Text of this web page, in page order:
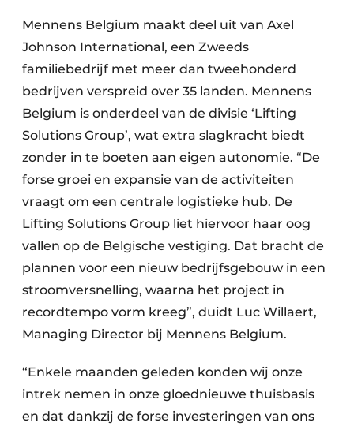
Mennens Belgium maakt deel uit van Axel
Johnson International, een Zweeds
familiebedrijf met meer dan tweehonderd
bedrijven verspreid over 35 landen. Mennens
Belgium is onderdeel van de divisie ‘Lifting
Solutions Group’, wat extra slagkracht biedt
zonder in te boeten aan eigen autonomie. “De
forse groei en expansie van de activiteiten
vraagt om een centrale logistieke hub. De
Lifting Solutions Group liet hiervoor haar oog
vallen op de Belgische vestiging. Dat bracht de
plannen voor een nieuw bedrijfsgebouw in een
stroomversnelling, waarna het project in
recordtempo vorm kreeg”, duidt Luc Willaert,
Managing Director bij Mennens Belgium.
“Enkele maanden geleden konden wij onze
intrek nemen in onze gloednieuwe thuisbasis
en dat dankzij de forse investeringen van ons